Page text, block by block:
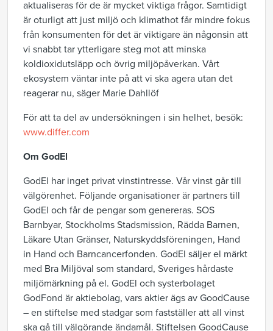
aktualiseras för de är mycket viktiga frågor. Samtidigt
är oturligt att just miljö och klimathot får mindre fokus
från konsumenten för det är viktigare än någonsin att
vi snabbt tar ytterligare steg mot att minska
koldioxidutsläpp och övrig miljöpåverkan. Vårt
ekosystem väntar inte på att vi ska agera utan det
reagerar nu, säger Marie Dahllöf
För att ta del av undersökningen i sin helhet, besök:
www.differ.com
Om GodEl
GodEl har inget privat vinstintresse. Vår vinst går till
välgörenhet. Följande organisationer är partners till
GodEl och får de pengar som genereras. SOS
Barnbyar, Stockholms Stadsmission, Rädda Barnen,
Läkare Utan Gränser, Naturskyddsföreningen, Hand
in Hand och Barncancerfonden. GodEl säljer el märkt
med Bra Miljöval som standard, Sveriges hårdaste
miljömärkning på el. GodEl och systerbolaget
GodFond är aktiebolag, vars aktier ägs av GoodCause
– en stiftelse med stadgar som fastställer att all vinst
ska gå till välgörande ändamål. Stiftelsen GoodCause